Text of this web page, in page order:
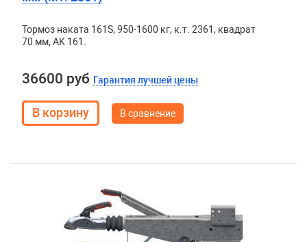
Тормоз наката 161S, 950-1600 кг, к.т. 2361, квадрат
70 мм, AK 161.
36600 руб Гарантия лучшей цены
В сравнение